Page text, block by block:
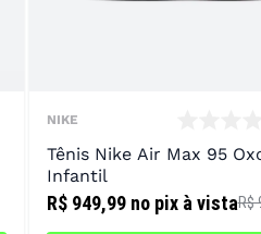
NIKE
Tênis Nike Air Max 95
Infantil
R$ 949,99 no pix à vistaR$